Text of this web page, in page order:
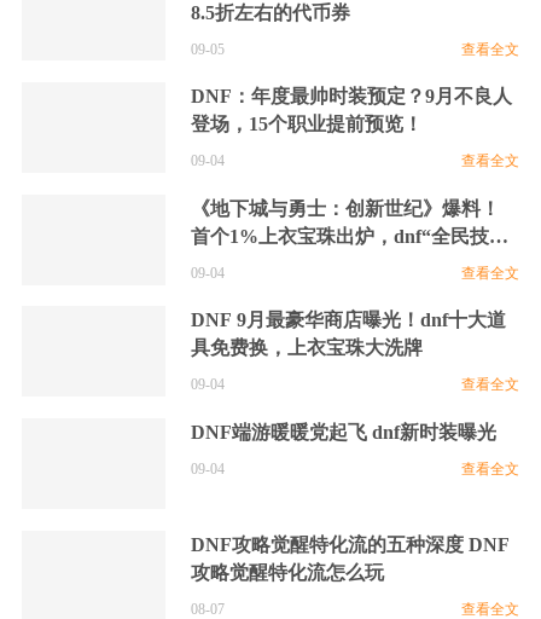
8.5折左右的代币券
09-05 查看全文
DNF：年度最帅时装预定？9月不良人
登场，15个职业提前预览！
09-04 查看全文
《地下城与勇士：创新世纪》爆料！
首个1%上衣宝珠出炉，dnf“全民技
攻”时代开启！
09-04 查看全文
DNF 9月最豪华商店曝光！dnf十大道
具免费换，上衣宝珠大洗牌
09-04 查看全文
DNF端游暖暖党起飞 dnf新时装曝光
09-04 查看全文
DNF攻略觉醒特化流的五种深度 DNF
攻略觉醒特化流怎么玩
08-07 查看全文